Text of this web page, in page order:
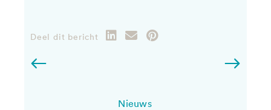
Deel dit bericht
Nieuws